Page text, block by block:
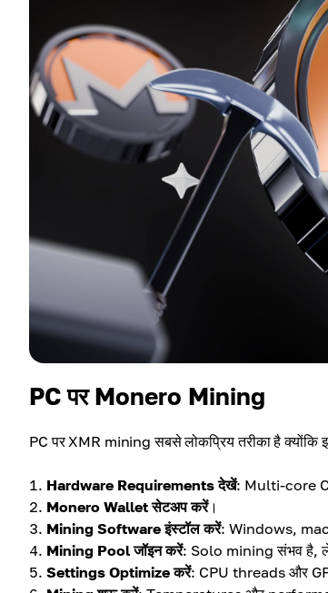
PC पर Monero Mining
PC पर XMR mining सबसे लोकप्रिय तरीका है
Hardware Requirements देखें: Multi-core
Monero Wallet सेटअप करें।
Mining Software इंस्टॉल करें: Windows,
Mining Pool जॉइन करें: Solo mining संभव है,
Settings Optimize करें: CPU threads और